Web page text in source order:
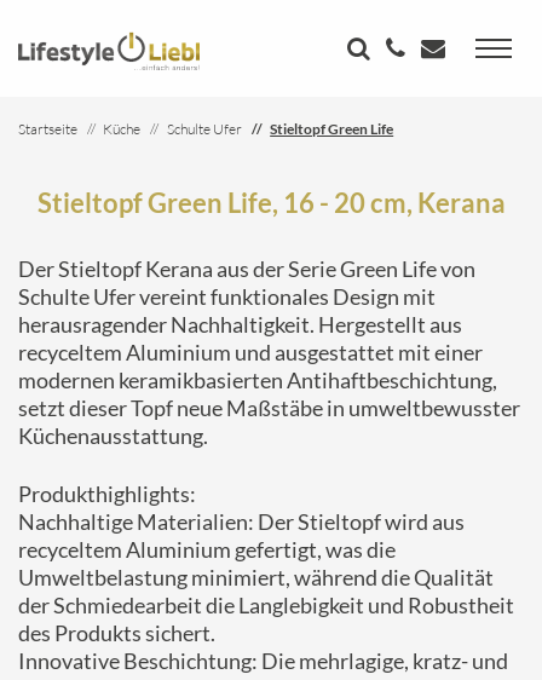
Startseite Küche Schulte Ufer Stieltopf Green Life
Stieltopf Green Life, 16 - 20 cm, Kerana
Der Stieltopf Kerana aus der Serie Green Life von
Schulte Ufer vereint funktionales Design mit
herausragender Nachhaltigkeit. Hergestellt aus
recyceltem Aluminium und ausgestattet mit einer
modernen keramikbasierten Antihaftbeschichtung,
setzt dieser Topf neue Maßstäbe in umweltbewusster
Küchenausstattung.
Produkthighlights:
Nachhaltige Materialien: Der Stieltopf wird aus
recyceltem Aluminium gefertigt, was die
Umweltbelastung minimiert, während die Qualität
der Schmiedearbeit die Langlebigkeit und Robustheit
des Produkts sichert.
Innovative Beschichtung: Die mehrlagige, kratz- und